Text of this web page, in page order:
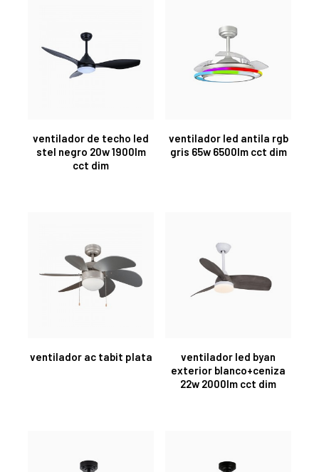
ventilador de techo led
stel negro 20w 1900lm
cct dim
ventilador led antila rgb
gris 65w 6500lm cct dim
ventilador ac tabit plata
ventilador led byan
exterior blanco+ceniza
22w 2000lm cct dim